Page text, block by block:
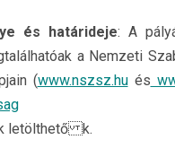
és határideje: A
a Nemzeti
(www.nszsz.hués
letölthető k.